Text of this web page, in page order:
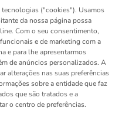
("cookies"). Usamos
da nossa página possa
Com o seu consentimento,
e de marketing com a
e para lhe apresentarmos
de anúncios personalizados. A
alterações nas suas preferências
sobre a entidade que faz
que são tratados e a
o centro de preferências.